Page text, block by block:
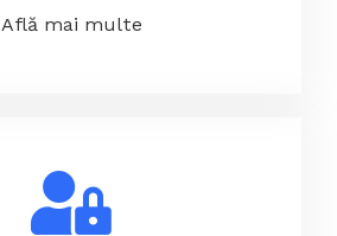
Află mai multe